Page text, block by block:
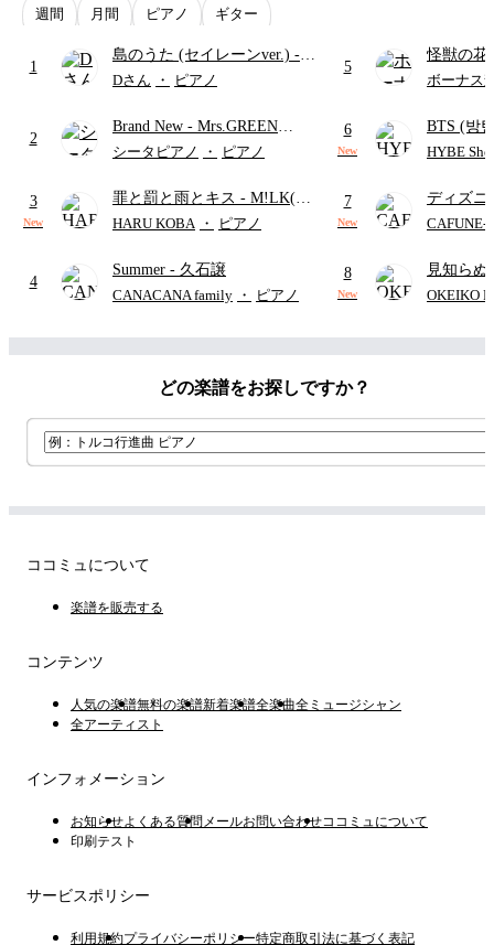
週間 月間 ピアノ ギター
1
島のうた (セイレーンver.) -
セイレーン(CV.鈴木みのり)
ード・ペダル付き/『映画ちい
かわ 人魚の島のひみつ』よ
Dさん ・ ピアノ
2
Brand New - Mrs.GREEN
APPLE
シータピアノ ・ ピアノ
3
New
罪と罰と雨とキス - M!LK(佐
野勇斗&吉田仁人)
HARU KOBA ・ ピアノ
4
Summer - 久石譲
CANACANA family ・ ピアノ
5
怪獣の
ードパー
ボーナス
6
New
BTS (방
HYBE
7
New
ディズ
レー-
ード有)
CAFUNE-
8
New
見知ら
ャツが乾
OKEIKO
どの楽譜をお探しですか？
ココミュについて
楽譜を販売する
コンテンツ
人気の楽譜無料の楽譜新着楽譜全楽曲全ミュージシャン
全アーティスト
インフォメーション
お知らせよくある質問 メールお問い合わせココミュについて
印刷テスト
サービスポリシー
利用規約プライバシーポリシー特定商取引法に基づく表記